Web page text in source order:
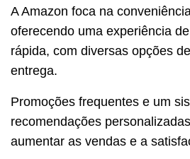
A Amazon foca na
oferecendo uma experiência
rápida, com diversas opções
entrega.
Promoções frequentes e um
recomendações
aumentar as vendas e a